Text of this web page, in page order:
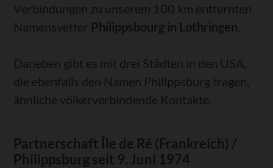
Verbindungen zu unserem 100 km entfernten
Namensvetter Philippsbourg in Lothringen.
Daneben gibt es mit drei Städten in den USA,
die ebenfalls den Namen Philippsburg tragen,
ähnliche völkerverbindende Kontakte.
Partnerschaft Île de Ré (Frankreich) /
Philippsburg seit 9. Juni 1974